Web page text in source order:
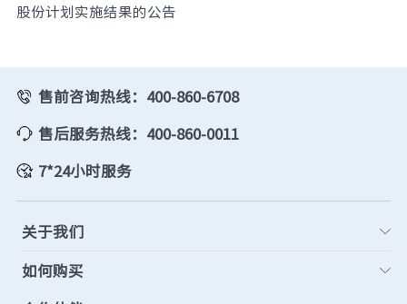
股份计划实施结果的公告
售前咨询热线：400-860-6708
售后服务热线：400-860-0011
7*24小时服务
关于我们
如何购买